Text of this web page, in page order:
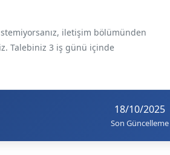
iletişim bölümünden
Talebiniz 3 iş günü içinde
18/10/2025
Son Güncelleme